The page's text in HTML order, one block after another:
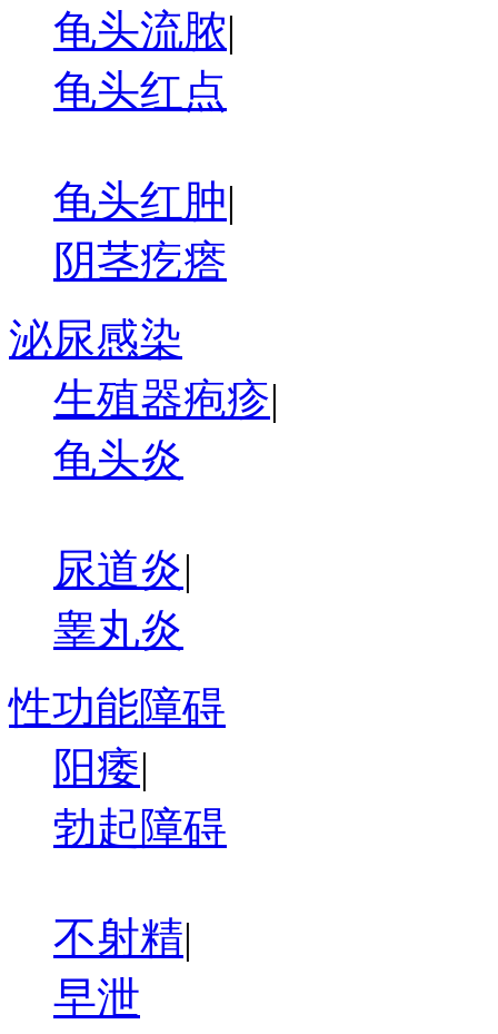
龟头流脓|
龟头红点
龟头红肿|
阴茎疙瘩
泌尿感染
生殖器疱疹|
龟头炎
尿道炎|
睾丸炎
性功能障碍
阳痿|
勃起障碍
不射精|
早泄